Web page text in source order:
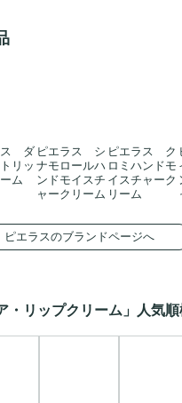
ス ダ
リッ
ム
ピエラス シ
ナモロールハ
ンドモイスチ
ャークリーム
ピエラス ク
ロミハンドモ
イスチャーク
リーム
ピエラスのブランドページへ
・リップクリーム」人気